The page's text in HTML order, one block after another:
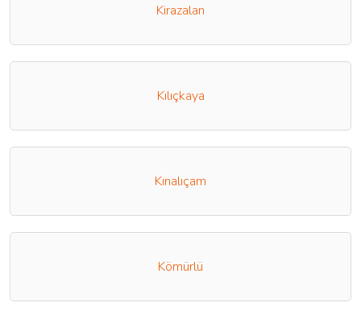
Kirazalan
Kılıçkaya
Kınalıçam
Kömürlü